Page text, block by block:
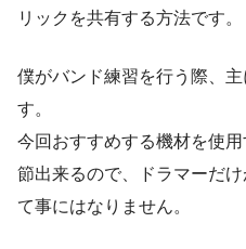
リックを共有する方法です。
僕がバンド練習を行う際、
す。
今回おすすめする機材を使
節出来るので、ドラマーだ
て事にはなりません。